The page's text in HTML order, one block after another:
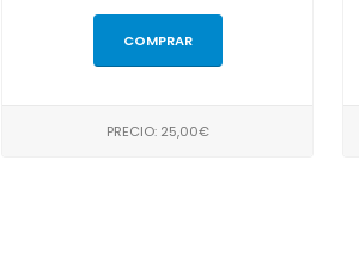
COMPRAR
PRECIO: 25,00€